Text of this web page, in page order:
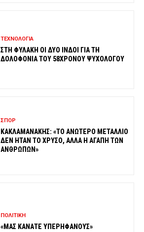
ΤΕΧΝΟΛΟΓΙΑ
ΣΤΗ ΦΥΛΑΚΗ ΟΙ ΔΥΟ ΙΝΔΟΙ ΓΙΑ ΤΗ
ΔΟΛΟΦΟΝΙΑ ΤΟΥ 58ΧΡΟΝΟΥ ΨΥΧΟΛΟΓΟΥ
ΣΠΟΡ
ΚΑΚΛΑΜΑΝΑΚΗΣ: «ΤΟ ΑΝΩΤΕΡΟ ΜΕΤΑΛΛΙΟ
ΔΕΝ ΗΤΑΝ ΤΟ ΧΡΥΣΟ, ΑΛΛΑ Η ΑΓΑΠΗ ΤΩΝ
ΑΝΘΡΩΠΩΝ»
ΠΟΛΙΤΙΚΗ
«ΜΑΣ ΚΑΝΑΤΕ ΥΠΕΡΗΦΑΝΟΥΣ»